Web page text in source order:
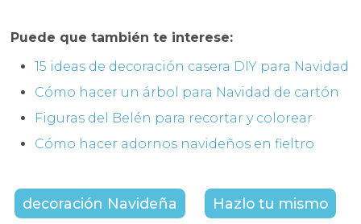
Puede que también te interese:
15 ideas de decoración casera DIY para Navidad
Cómo hacer un árbol para Navidad de cartón
Figuras del Belén para recortar y colorear
Cómo hacer adornos navideños en fieltro
decoración Navideña Hazlo tu mismo